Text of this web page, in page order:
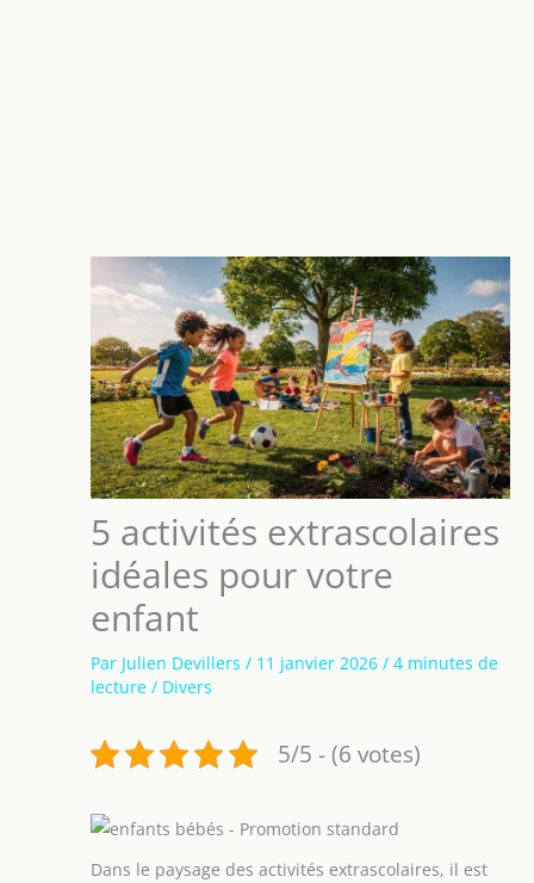
5 activités extrascolaires
idéales pour votre
enfant
Par Julien Devillers / 11 janvier 2026 / 4 minutes de
lecture / Divers
5/5 - (6 votes)
Dans le paysage des activités extrascolaires, il est